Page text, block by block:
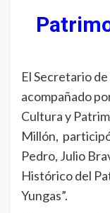
El Secretario
acompañado
Cultura y
Millón,
Pedro, Julio
Histórico del
Yungas”.